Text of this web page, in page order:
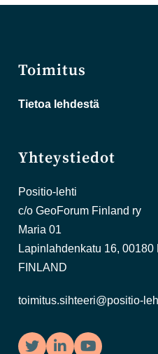
Toimitus
Tietoa lehdestä
Yhteystiedot
Positio-lehti
c/o GeoForum Finland ry
Maria 01
Lapinlahdenkatu 16, 00180
FINLAND
toimitus.sihteeri@positio-
TwitterLinkedInYouTube